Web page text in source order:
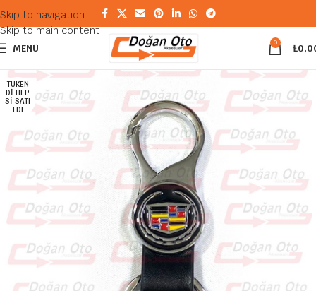
Skip to navigation
Skip to main content
MENÜ 0 ₺
TÜKEN
DI HEP
SI SATI
LDI